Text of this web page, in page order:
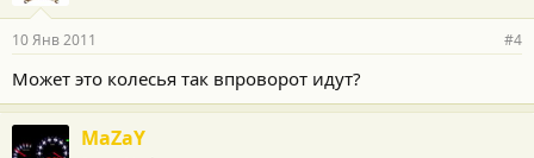
10 Янв 2011 #4
Может это колесья так впроворот идут?
MaZaY